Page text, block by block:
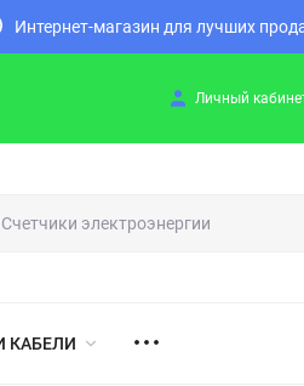
Интернет-магазин для лучших
Личный
КАБЕЛИ